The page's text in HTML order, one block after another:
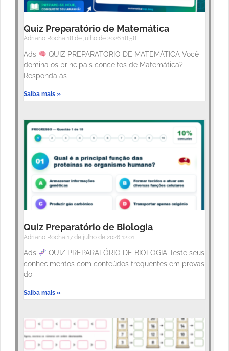
Quiz Preparatório de Matemática
Adriano Rocha 18 de julho de 2026 18:58
Ads
QUIZ PREPARATÓRIO DE MATEMÁTICA Você
domina os principais conceitos de Matemática?
Responda às
Saiba mais »
Quiz Preparatório de Biologia
Adriano Rocha 17 de julho de 2026 12:01
Ads
QUIZ PREPARATÓRIO DE BIOLOGIA Teste seus
conhecimentos com conteúdos frequentes em provas
do
Saiba mais »